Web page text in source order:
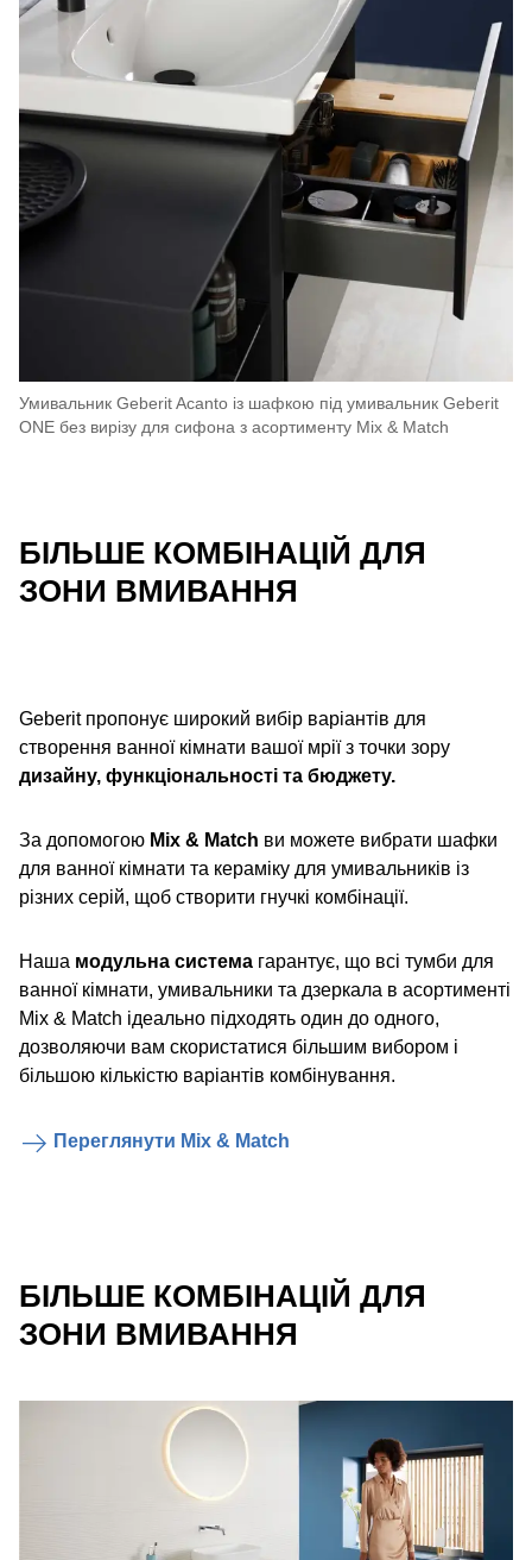
Умивальник Geberit Acanto із шафкою під умивальник Geberit
ONE без вирізу для сифона з асортименту Mix & Match
БІЛЬШЕ КОМБІНАЦІЙ ДЛЯ
ЗОНИ ВМИВАННЯ
Geberit пропонує широкий вибір варіантів для
створення ванної кімнати вашої мрії з точки зору
дизайну, функціональності та бюджету.
За допомогою Mix & Match ви можете вибрати шафки
для ванної кімнати та кераміку для умивальників із
різних серій, щоб створити гнучкі комбінації.
Наша модульна система гарантує, що всі тумби для
ванної кімнати, умивальники та дзеркала в асортименті
Mix & Match ідеально підходять один до одного,
дозволяючи вам скористатися більшим вибором і
більшою кількістю варіантів комбінування.
Переглянути Mix & Match
БІЛЬШЕ КОМБІНАЦІЙ ДЛЯ
ЗОНИ ВМИВАННЯ